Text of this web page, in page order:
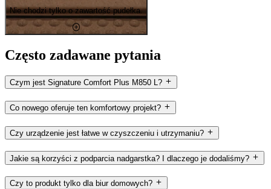
Nie chodzi tylko o zawartość pudełka.
Często zadawane pytania
Czym jest Signature Comfort Plus M850 L?
Co nowego oferuje ten komfortowy projekt?
Czy urządzenie jest łatwe w czyszczeniu i utrzymaniu?
Jakie są korzyści z podparcia nadgarstka? I dlaczego je dodaliśmy?
Czy to produkt tylko dla biur domowych?